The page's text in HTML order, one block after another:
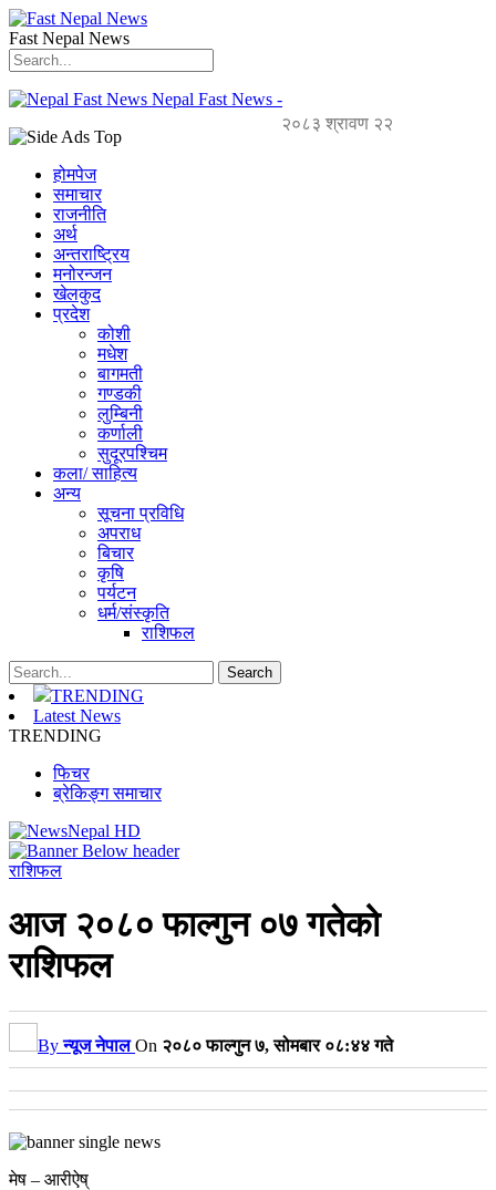
Fast Nepal News
Nepal Fast News -
२०८३ श्रावण २२
होमपेज
समाचार
राजनीति
अर्थ
अन्तराष्ट्रिय
मनोरन्जन
खेलकुद
प्रदेश
कोशी
मधेश
बागमती
गण्डकी
लुम्बिनी
कर्णाली
सुदूरपश्चिम
कला/ साहित्य
अन्य
सूचना प्रविधि
अपराध
बिचार
कृषि
पर्यटन
धर्म/संस्कृति
राशिफल
TRENDING
Latest News
TRENDING
फिचर
ब्रेकिङ्ग समाचार
राशिफल
आज २०८० फाल्गुन ०७ गतेको
राशिफल
Byन्यूज नेपाल On २०८० फाल्गुन ७, सोमबार ०८:४४ गते
मेष – आरीऐष्